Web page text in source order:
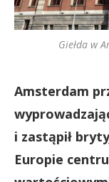
Giełda w
Amsterdam
i zastąpił
Europie